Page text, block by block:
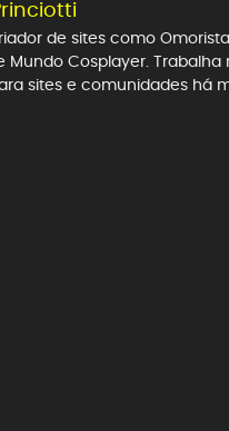
de sites como
Mundo Cosplayer.
sites e comunidades há